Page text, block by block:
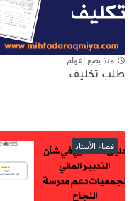
منذ بضع اعوام
طلب تكليف
فضاء الأستاذ